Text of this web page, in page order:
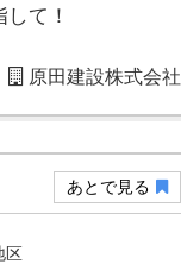
て！
原田建設株式会社
あとで見る
区